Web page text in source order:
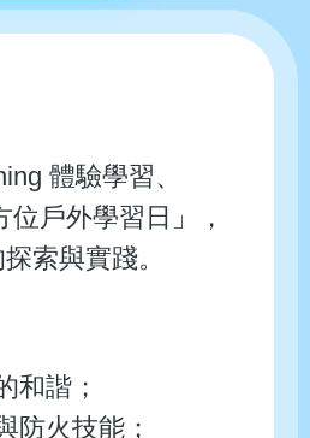
體驗學習、
戶外學習日」，
索與實踐。
和諧；
防火技能；